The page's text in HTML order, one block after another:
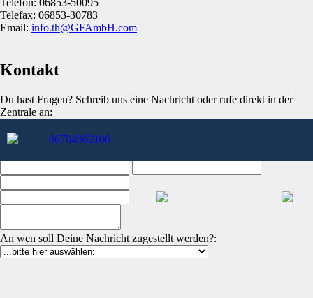
Telefax: 06853-30783
Email: info.th@GFAmbH.com
Kontakt
Du hast Fragen? Schreib uns eine Nachricht oder rufe direkt in der
Zentrale an:
06704962100
An wen soll Deine Nachricht zugestellt werden?: